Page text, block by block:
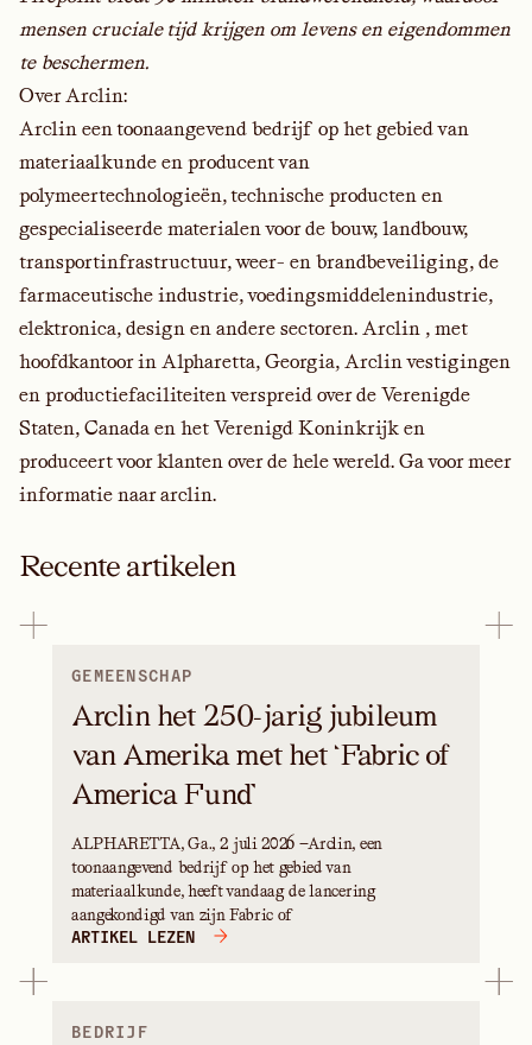
mensen cruciale tijd krijgen om levens en eigendommen
te beschermen.
Over Arclin:
Arclin een toonaangevend bedrijf op het gebied van
materiaalkunde en producent van
polymeertechnologieën, technische producten en
gespecialiseerde materialen voor de bouw, landbouw,
transportinfrastructuur, weer- en brandbeveiliging, de
farmaceutische industrie, voedingsmiddelenindustrie,
elektronica, design en andere sectoren. Arclin , met
hoofdkantoor in Alpharetta, Georgia, Arclin vestigingen
en productiefaciliteiten verspreid over de Verenigde
Staten, Canada en het Verenigd Koninkrijk en
produceert voor klanten over de hele wereld. Ga voor meer
informatie naararclin.
Recente artikelen
GEMEENSCHAP
Arclin het 250-jarig jubileum
van Amerika met het ‘Fabric of
America Fund’
ALPHARETTA, Ga., 2 juli 2026 —Arclin, een
toonaangevend bedrijf op het gebied van
materiaalkunde, heeft vandaag de lancering
aangekondigd van zijn Fabric of
ARTIKEL LEZEN
BEDRIJF